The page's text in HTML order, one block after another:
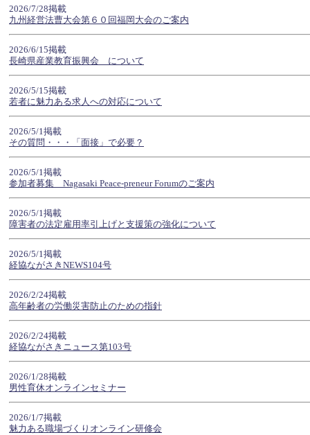
2026/7/28掲載
九州経営法曹大会第６０回福岡大会のご案内
2026/6/15掲載
長崎県産業教育振興会 について
2026/5/15掲載
若者に魅力ある求人への対応について
2026/5/1掲載
その質問・・・「面接」で必要？
2026/5/1掲載
参加者募集 Nagasaki Peace-preneur Forumのご案内
2026/5/1掲載
障害者の法定雇用率引上げと支援策の強化について
2026/5/1掲載
経協ながさきNEWS104号
2026/2/24掲載
高年齢者の労働災害防止のための指針
2026/2/24掲載
経協ながさきニュース第103号
2026/1/28掲載
男性育休オンラインセミナー
2026/1/7掲載
魅力ある職場づくりオンライン研修会